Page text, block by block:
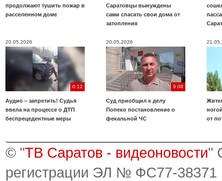
продолжают тушить пожар в
расселенном доме
Саратовцы вынуждены
сами спасать свои дома от
затопления
20.05.2026
0:12
Аудио – запретить! Судья
ввела на процессе о ДТП
беспрецедентные меры
20.05.2026
9:08
Суд приобщил к делу
Попеко постановление о
фекальной ЧС
от
© "ТВ Саратов - видеоновости"
регистрации ЭЛ № ФС77-38371